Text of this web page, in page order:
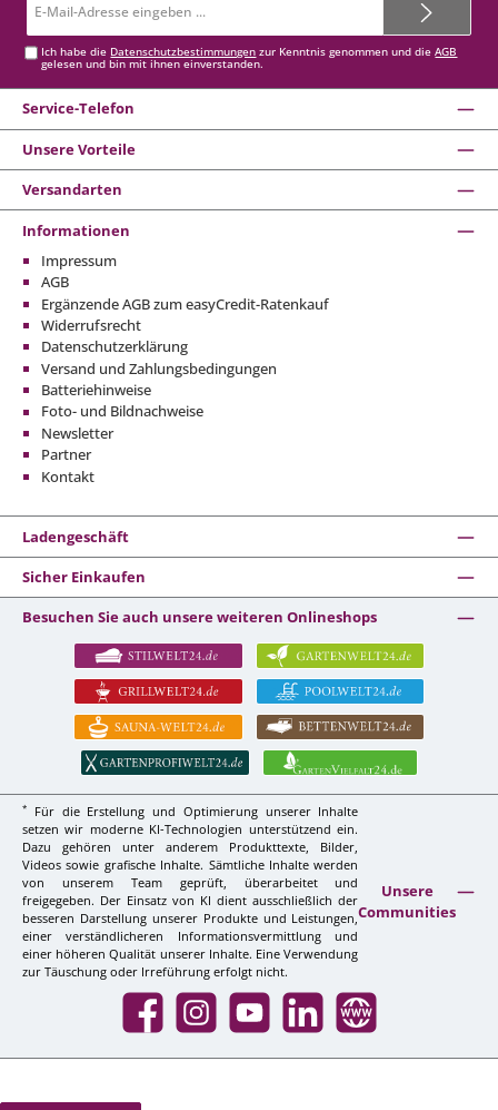
Mail-
Ich habe die Datenschutzbestimmungen zur Kenntnis genommen und dieAGB
gelesen und bin mit ihnen einverstanden.
Service-Telefon
Unsere Vorteile
Versandarten
Informationen
Impressum
AGB
Ergänzende AGB zum easyCredit-Ratenkauf
Widerrufsrecht
Datenschutzerklärung
Versand und Zahlungsbedingungen
Batteriehinweise
Foto- und Bildnachweise
Newsletter
Partner
Kontakt
Ladengeschäft
Sicher Einkaufen
Besuchen Sie auch unsere weiteren Onlineshops
*
Für die Erstellung und Optimierung unserer Inhalte
setzen wir moderne KI-Technologien unterstützend ein.
Dazu gehören unter anderem Produkttexte, Bilder,
Videos sowie grafische Inhalte. Sämtliche Inhalte werden
von unserem Team geprüft, überarbeitet und
freigegeben. Der Einsatz von KI dient ausschließlich der
besseren Darstellung unserer Produkte und Leistungen,
einer verständlicheren Informationsvermittlung und
einer höheren Qualität unserer Inhalte. Eine Verwendung
zur Täuschung oder Irreführung erfolgt nicht.
Unsere
Communities
Facebook InstagramYouTube LinkedIn Website